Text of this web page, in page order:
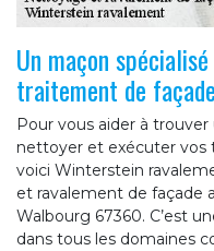
Un maçon
traitement de
Pour vous aider à
nettoyer et exécuter vos
voici Winterstein
et ravalement de façade
Walbourg 67360. C’est
dans tous les domaines